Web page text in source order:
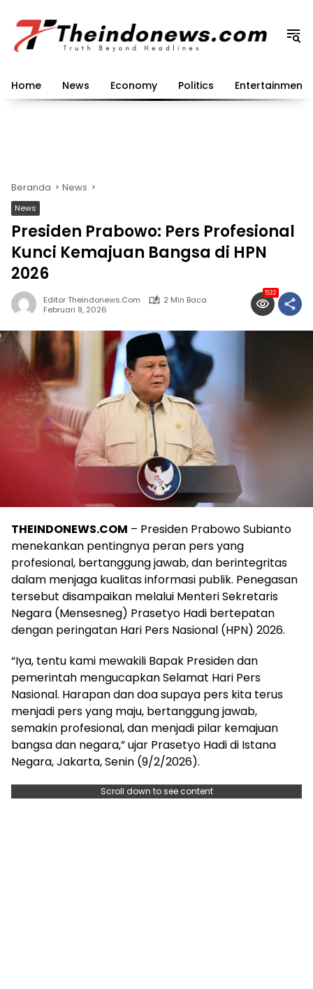
konten
Home News Economy Politics Entertainment
Beranda News
News
Presiden Prabowo: Pers Profesional
Kunci Kemajuan Bangsa di HPN
2026
Editor Theindonews.com
2 Min Baca
Februari 9, 2026
532
THEINDONEWS.COM – Presiden Prabowo Subianto
menekankan pentingnya peran pers yang
profesional, bertanggung jawab, dan berintegritas
dalam menjaga kualitas informasi publik. Penegasan
tersebut disampaikan melalui Menteri Sekretaris
Negara (Mensesneg) Prasetyo Hadi bertepatan
dengan peringatan Hari Pers Nasional (HPN) 2026.
“Iya, tentu kami mewakili Bapak Presiden dan
pemerintah mengucapkan Selamat Hari Pers
Nasional. Harapan dan doa supaya pers kita terus
menjadi pers yang maju, bertanggung jawab,
semakin profesional, dan menjadi pilar kemajuan
bangsa dan negara,” ujar Prasetyo Hadi di Istana
Negara, Jakarta, Senin (9/2/2026).
Scroll down to see content